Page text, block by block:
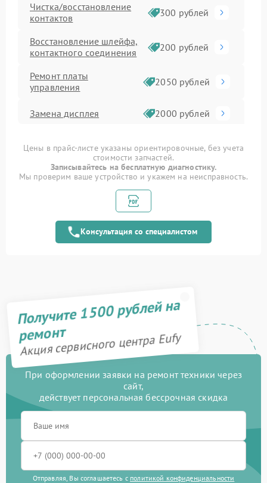
Чистка/восстановление
контактов
300 рублей
Восстановление шлейфа,
контактного соединения
200 рублей
Ремонт платы
управления
2050 рублей
Замена дисплея 2000 рублей
управления
1500 рублей
Ремонт электронной
платы
1400 рублей
Ремонт электронного
модуля
Замена электронного
Замена колеса 200 рублей
Ремонт колес 700 рублей
Ремонт базы 750 рублей
Ремонт зарядной станции 400 рублей
Восстановление после
попадания влаги
Замена водяной помпы
Цены в прайс-листе указаны ориентировочные, без учета
стоимости запчастей.
Записывайтесь на бесплатную диагностику.
Мы проверим ваше устройство и укажем на неисправность.
Консультация со специалистом
Получите 1500 рублей на
ремонт
Акция сервисного центра Eufy
При оформлении заявки на ремонт техники через
сайт,
действует персональная бессрочная скидка
Отправляя, Вы соглашаетесь с политикой конфиденциальности